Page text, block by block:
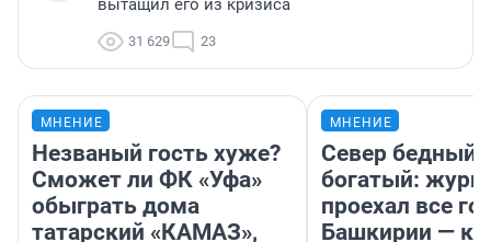
вытащил его из кризиса
31 629 23
МНЕНИЕ
Незваный гость хуже?
Сможет ли ФК «Уфа»
обыграть дома
татарский «КАМАЗ»,
МНЕНИЕ
Север бедный,
богатый:
проехал все
Башкирии —